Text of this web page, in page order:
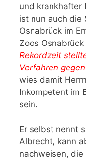
und krankhafter
ist nun auch die
Osnabrück im
Zoos
Rekordzeit
Verfahren
wies damit
Inkompetent im
sein.
Er selbst nennt
Albrecht, kann
nachweisen, die